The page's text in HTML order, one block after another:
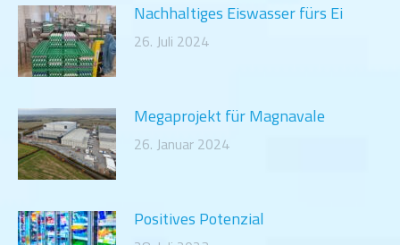
Nachhaltiges Eiswasser fürs Ei
26. Juli 2024
Megaprojekt für Magnavale
26. Januar 2024
Positives Potenzial